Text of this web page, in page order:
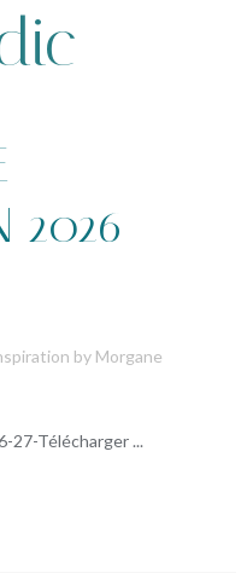
2026-
by Morgane
27-Télécharger ...